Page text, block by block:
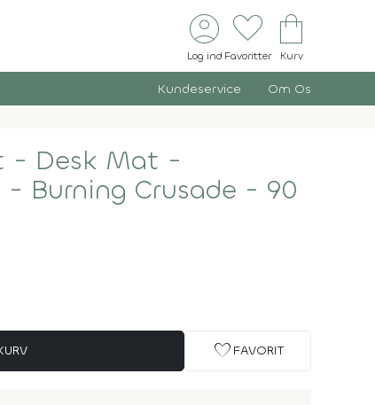
account_circle
Log ind
favorite
Favoritter
shopping_bag
Kurv
Kundeservice Om Os
- Desk Mat -
Burning Crusade - 90
favorite FAVORIT